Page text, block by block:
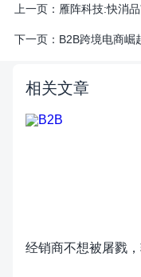
上一页： 雁阵科技:快消
下一页： B2B跨境电商崛
相关文章
经销商不想被屠戮